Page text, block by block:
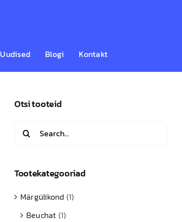
Uudised Blogi Kontakt
Otsi tooteid
Search
for:
Tootekategooriad
Märgülikond (1)
Beuchat (1)